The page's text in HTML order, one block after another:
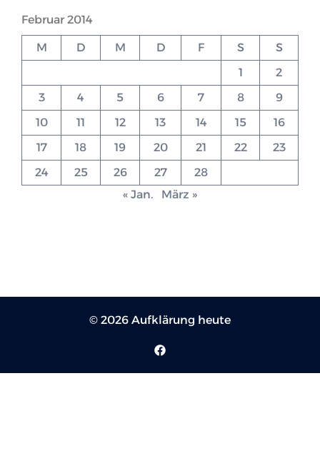
Februar 2014
M D M D F S
S
1
2
3
4 5 6 7 8
9
10
11 12 13 14 15
16
17
18 19 20 21 22
23
24
25 26 27
28
« Jan.
März »
© 2026 Aufklärung heute